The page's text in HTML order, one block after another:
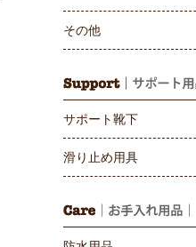
その他
サポート靴下
滑り止め用具